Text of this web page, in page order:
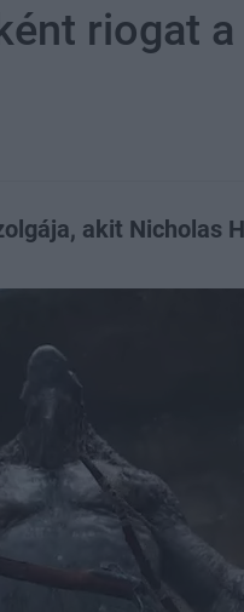
riogat a
akit Nicholas